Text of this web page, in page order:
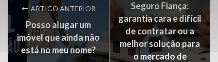
ARTIGO ANTERIOR
Posso alugar um
imóvel que ainda não
está no meu nome?
Seguro Fiança:
garantia cara e difícil
de contratar ou a
melhor solução para
o mercado de